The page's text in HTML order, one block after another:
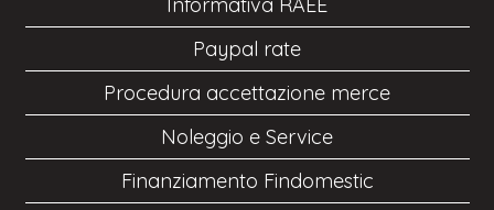
Paypal rate
Procedura accettazione merce
Noleggio e Service
Finanziamento Findomestic